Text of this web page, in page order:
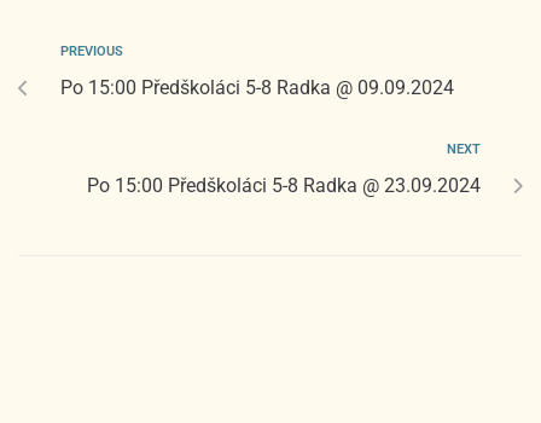
PREVIOUS
Po 15:00 Předškoláci 5-8 Radka @ 09.09.2024
NEXT
Po 15:00 Předškoláci 5-8 Radka @ 23.09.2024